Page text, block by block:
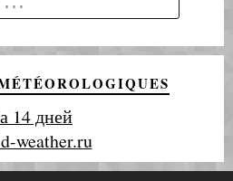
14 дней
weather.ru